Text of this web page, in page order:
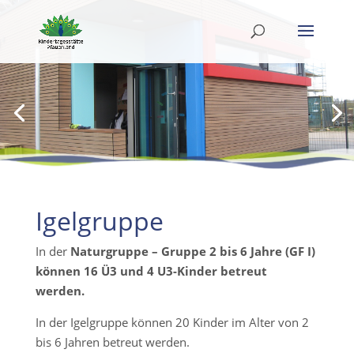
Igelgruppe
In der Naturgruppe – Gruppe 2 bis 6 Jahre (GF I)
können 16 Ü3 und 4 U3-Kinder betreut
werden.
In der Igelgruppe können 20 Kinder im Alter von 2
bis 6 Jahren betreut werden.